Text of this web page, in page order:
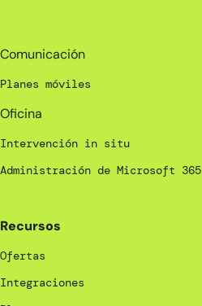
Comunicación
Planes móviles
Oficina
Intervención in situ
Administración de Microsoft 365
Recursos
Ofertas
Integraciones